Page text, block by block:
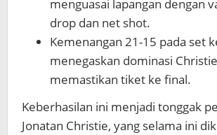
menguasai lapangan dengan
drop dan net shot.
Kemenangan 21-15 pada set
menegaskan dominasi
memastikan tiket ke final.
Keberhasilan ini menjadi tonggak
Jonatan Christie, yang selama ini